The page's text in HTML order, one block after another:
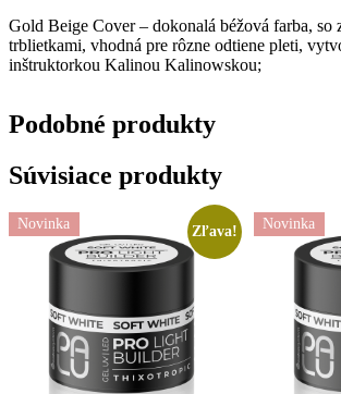
Gold Beige Cover – dokonalá béžová farba, so
trblietkami, vhodná pre rôzne odtiene pleti,
inštruktorkou Kalinou Kalinowskou;
Podobné produkty
Súvisiace produkty
Zľava!
Novinka Novinka